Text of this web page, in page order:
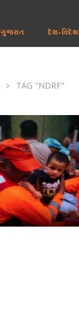
ગુજરાત દેશ-વિદેશ
TAG "NDRF"